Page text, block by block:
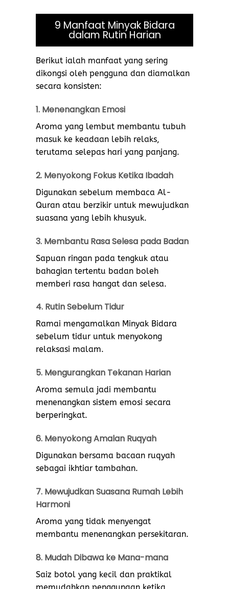
9 Manfaat Minyak Bidara
dalam Rutin Harian
Berikut ialah manfaat yang sering
dikongsi oleh pengguna dan diamalkan
secara konsisten:
1. Menenangkan Emosi
Aroma yang lembut membantu tubuh
masuk ke keadaan lebih relaks,
terutama selepas hari yang panjang.
2. Menyokong Fokus Ketika Ibadah
Digunakan sebelum membaca Al-
Quran atau berzikir untuk mewujudkan
suasana yang lebih khusyuk.
3. Membantu Rasa Selesa pada Badan
Sapuan ringan pada tengkuk atau
bahagian tertentu badan boleh
memberi rasa hangat dan selesa.
4. Rutin Sebelum Tidur
Ramai mengamalkan Minyak Bidara
sebelum tidur untuk menyokong
relaksasi malam.
5. Mengurangkan Tekanan Harian
Aroma semula jadi membantu
menenangkan sistem emosi secara
berperingkat.
6. Menyokong Amalan Ruqyah
Digunakan bersama bacaan ruqyah
sebagai ikhtiar tambahan.
7. Mewujudkan Suasana Rumah Lebih
Harmoni
Aroma yang tidak menyengat
membantu menenangkan persekitaran.
8. Mudah Dibawa ke Mana-mana
Saiz botol yang kecil dan praktikal
memudahkan penggunaan ketika